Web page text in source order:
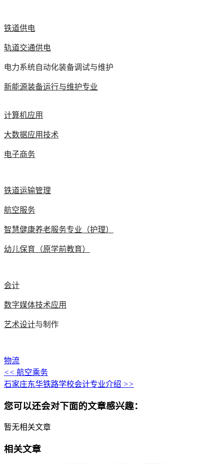
铁道供电
轨道交通供电
电力系统自动化装备调试与维护
新能源装备运行与维护专业
计算机应用
大数据应用技术
电子商务
铁道运输管理
航空服务
智慧健康养老服务专业（护理）
幼儿保育（原学前教育）
会计
数字媒体技术应用
艺术设计与制作
物流
<< 航空乘务
石家庄东华铁路学校会计专业介绍 >>
您可以还会对下面的文章感兴趣：
暂无相关文章
相关文章